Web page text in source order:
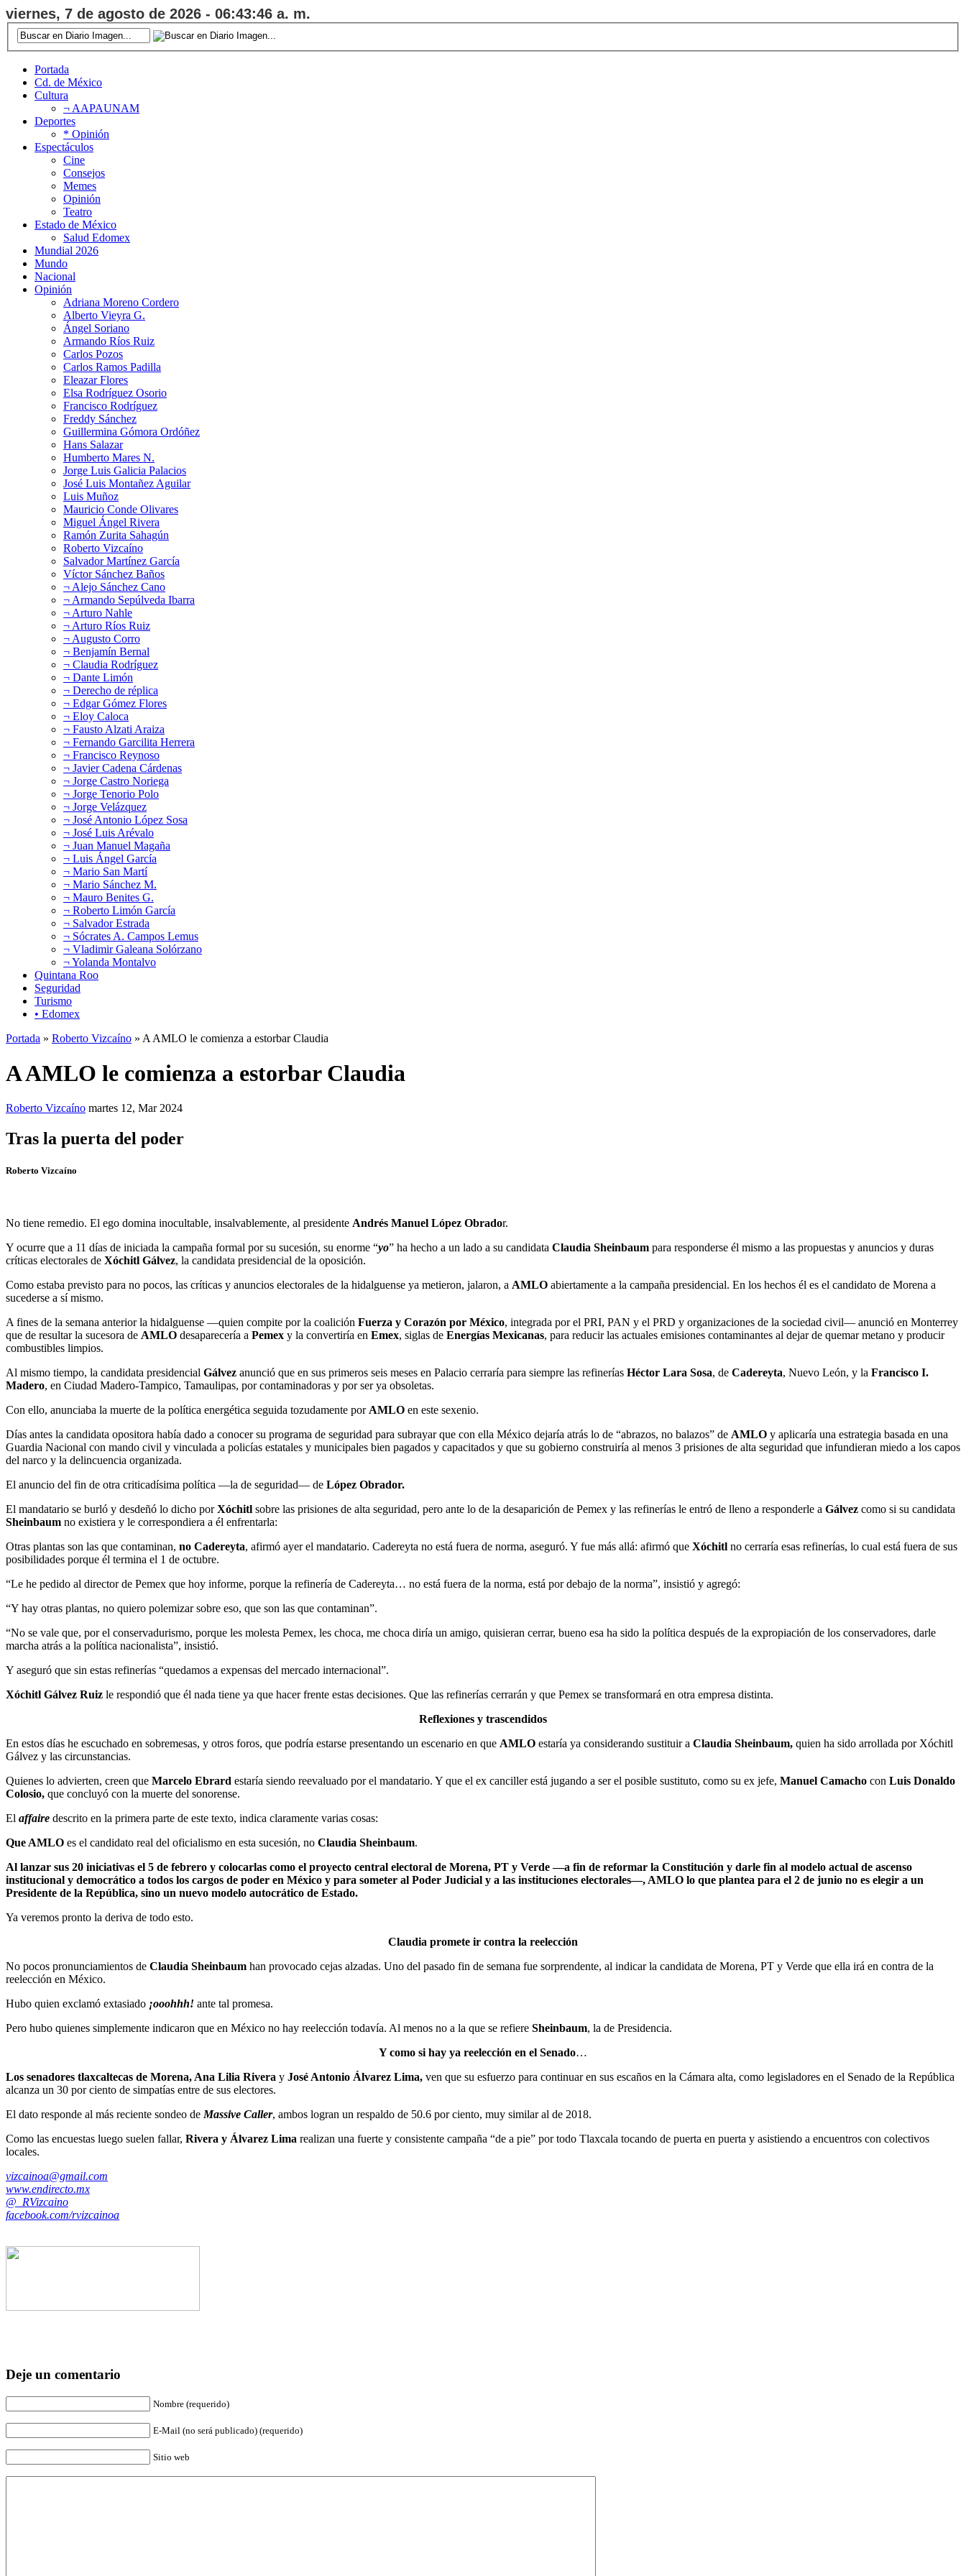
viernes, 7 de agosto de 2026 - 06:43:47 a. m.
Portada
Cd. de México
Cultura
¬ AAPAUNAM
Deportes
* Opinión
Espectáculos
Cine
Consejos
Memes
Opinión
Teatro
Estado de México
Salud Edomex
Mundial 2026
Mundo
Nacional
Opinión
Adriana Moreno Cordero
Alberto Vieyra G.
Ángel Soriano
Armando Ríos Ruiz
Carlos Pozos
Carlos Ramos Padilla
Eleazar Flores
Elsa Rodríguez Osorio
Francisco Rodríguez
Freddy Sánchez
Guillermina Gómora Ordóñez
Hans Salazar
Humberto Mares N.
Jorge Luis Galicia Palacios
José Luis Montañez Aguilar
Luis Muñoz
Mauricio Conde Olivares
Miguel Ángel Rivera
Ramón Zurita Sahagún
Roberto Vizcaíno
Salvador Martínez García
Víctor Sánchez Baños
¬ Alejo Sánchez Cano
¬ Armando Sepúlveda Ibarra
¬ Arturo Nahle
¬ Arturo Ríos Ruiz
¬ Augusto Corro
¬ Benjamín Bernal
¬ Claudia Rodríguez
¬ Dante Limón
¬ Derecho de réplica
¬ Edgar Gómez Flores
¬ Eloy Caloca
¬ Fausto Alzati Araiza
¬ Fernando Garcilita Herrera
¬ Francisco Reynoso
¬ Javier Cadena Cárdenas
¬ Jorge Castro Noriega
¬ Jorge Tenorio Polo
¬ Jorge Velázquez
¬ José Antonio López Sosa
¬ José Luis Arévalo
¬ Juan Manuel Magaña
¬ Luis Ángel García
¬ Mario San Martí
¬ Mario Sánchez M.
¬ Mauro Benites G.
¬ Roberto Limón García
¬ Salvador Estrada
¬ Sócrates A. Campos Lemus
¬ Vladimir Galeana Solórzano
¬ Yolanda Montalvo
Quintana Roo
Seguridad
Turismo
• Edomex
Portada » Roberto Vizcaíno » A AMLO le comienza a estorbar Claudia
A AMLO le comienza a estorbar Claudia
Roberto Vizcaíno martes 12, Mar 2024
Tras la puerta del poder
Roberto Vizcaíno
No tiene remedio. El ego domina inocultable, insalvablemente, al presidente Andrés Manuel López Obrador.
Y ocurre que a 11 días de iniciada la campaña formal por su sucesión, su enorme “yo” ha hecho a un lado a su candidata Claudia Sheinbaum para responderse él mismo a las propuestas y anuncios y duras
críticas electorales de Xóchitl Gálvez, la candidata presidencial de la oposición.
Como estaba previsto para no pocos, las críticas y anuncios electorales de la hidalguense ya metieron, jalaron, a AMLO abiertamente a la campaña presidencial. En los hechos él es el candidato de Morena a
sucederse a sí mismo.
A fines de la semana anterior la hidalguense —quien compite por la coalición Fuerza y Corazón por México, integrada por el PRI, PAN y el PRD y organizaciones de la sociedad civil— anunció en Monterrey
que de resultar la sucesora de AMLO desaparecería a Pemex y la convertiría en Emex, siglas de Energías Mexicanas, para reducir las actuales emisiones contaminantes al dejar de quemar metano y producir
combustibles limpios.
Al mismo tiempo, la candidata presidencial Gálvez anunció que en sus primeros seis meses en Palacio cerraría para siempre las refinerías Héctor Lara Sosa, de Cadereyta, Nuevo León, y la Francisco I.
Madero, en Ciudad Madero-Tampico, Tamaulipas, por contaminadoras y por ser ya obsoletas.
Con ello, anunciaba la muerte de la política energética seguida tozudamente por AMLO en este sexenio.
Días antes la candidata opositora había dado a conocer su programa de seguridad para subrayar que con ella México dejaría atrás lo de “abrazos, no balazos” de AMLO y aplicaría una estrategia basada en una
Guardia Nacional con mando civil y vinculada a policías estatales y municipales bien pagados y capacitados y que su gobierno construiría al menos 3 prisiones de alta seguridad que infundieran miedo a los capos
del narco y la delincuencia organizada.
El anuncio del fin de otra criticadísima política —la de seguridad— de López Obrador.
El mandatario se burló y desdeñó lo dicho porXóchitl sobre las prisiones de alta seguridad, pero ante lo de la desaparición de Pemex y las refinerías le entró de lleno a responderle a Gálvez como si su candidata
Sheinbaum no existiera y le correspondiera a él enfrentarla:
Otras plantas son las que contaminan, no Cadereyta, afirmó ayer el mandatario. Cadereyta no está fuera de norma, aseguró. Y fue más allá: afirmó que Xóchitl no cerraría esas refinerías, lo cual está fuera de sus
posibilidades porque él termina el 1 de octubre.
“Le he pedido al director de Pemex que hoy informe, porque la refinería de Cadereyta… no está fuera de la norma, está por debajo de la norma”, insistió y agregó:
“Y hay otras plantas, no quiero polemizar sobre eso, que son las que contaminan”.
“No se vale que, por el conservadurismo, porque les molesta Pemex, les choca, me choca diría un amigo, quisieran cerrar, bueno esa ha sido la política después de la expropiación de los conservadores, darle
marcha atrás a la política nacionalista”, insistió.
Y aseguró que sin estas refinerías “quedamos a expensas del mercado internacional”.
Xóchitl Gálvez Ruiz le respondió que él nada tiene ya que hacer frente estas decisiones. Que las refinerías cerrarán y que Pemex se transformará en otra empresa distinta.
Reflexiones y trascendidos
En estos días he escuchado en sobremesas, y otros foros, que podría estarse presentando un escenario en que AMLO estaría ya considerando sustituir a Claudia Sheinbaum, quien ha sido arrollada por Xóchitl
Gálvez y las circunstancias.
Quienes lo advierten, creen que Marcelo Ebrard estaría siendo reevaluado por el mandatario. Y que el ex canciller está jugando a ser el posible sustituto, como su ex jefe, Manuel Camacho con Luis Donaldo
Colosio, que concluyó con la muerte del sonorense.
El affaire descrito en la primera parte de este texto, indica claramente varias cosas:
Que AMLO es el candidato real del oficialismo en esta sucesión, no Claudia Sheinbaum.
Al lanzar sus 20 iniciativas el 5 de febrero y colocarlas como el proyecto central electoral de Morena, PT y Verde —a fin de reformar la Constitución y darle fin al modelo actual de ascenso
institucional y democrático a todos los cargos de poder en México y para someter al Poder Judicial y a las instituciones electorales—, AMLO lo que plantea para el 2 de junio no es elegir a un
Presidente de la República, sino un nuevo modelo autocrático de Estado.
Ya veremos pronto la deriva de todo esto.
Claudia promete ir contra la reelección
No pocos pronunciamientos de Claudia Sheinbaum han provocado cejas alzadas. Uno del pasado fin de semana fue sorprendente, al indicar la candidata de Morena, PT y Verde que ella irá en contra de la
reelección en México.
Hubo quien exclamó extasiado ¡ooohhh! ante tal promesa.
Pero hubo quienes simplemente indicaron que en México no hay reelección todavía. Al menos no a la que se refiere Sheinbaum, la de Presidencia.
Y como si hay ya reelección en el Senado…
Los senadores tlaxcaltecas de Morena, Ana Lilia Rivera y José Antonio Álvarez Lima, ven que su esfuerzo para continuar en sus escaños en la Cámara alta, como legisladores en el Senado de la República
alcanza un 30 por ciento de simpatías entre de sus electores.
El dato responde al más reciente sondeo de Massive Caller, ambos logran un respaldo de 50.6 por ciento, muy similar al de 2018.
Como las encuestas luego suelen fallar, Rivera y Álvarez Lima realizan una fuerte y consistente campaña “de a pie” por todo Tlaxcala tocando de puerta en puerta y asistiendo a encuentros con colectivos
locales.
vizcainoa@gmail.com
www.endirecto.mx
@_RVizcaino
facebook.com/rvizcainoa
Deje un comentario
Nombre (requerido)
E-Mail (no será publicado) (requerido)
Sitio web